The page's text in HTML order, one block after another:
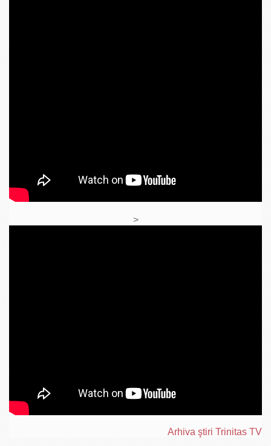
>
Arhiva ştiri Trinitas TV